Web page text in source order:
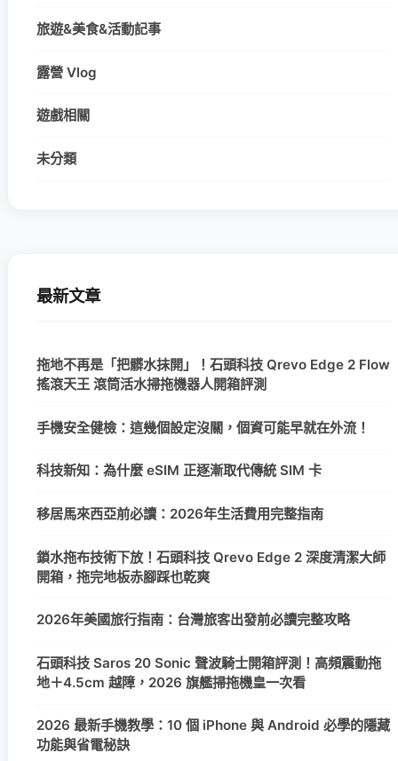
旅遊&美食&活動記事
露營 Vlog
遊戲相關
未分類
最新文章
拖地不再是「把髒水抹開」！石頭科技 Qrevo Edge 2 Flow
搖滾天王 滾筒活水掃拖機器人開箱評測
手機安全健檢：這幾個設定沒關，個資可能早就在外流！
科技新知：為什麼 eSIM 正逐漸取代傳統 SIM 卡
移居馬來西亞前必讀：2026年生活費用完整指南
鎖水拖布技術下放！石頭科技 Qrevo Edge 2 深度清潔大師
開箱，拖完地板赤腳踩也乾爽
2026年美國旅行指南：台灣旅客出發前必讀完整攻略
石頭科技 Saros 20 Sonic 聲波騎士開箱評測！高頻震動拖
地＋4.5cm 越障，2026 旗艦掃拖機皇一次看
2026 最新手機教學：10 個 iPhone 與 Android 必學的隱藏
功能與省電秘訣